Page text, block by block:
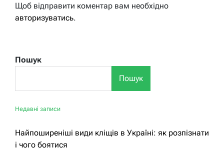
Щоб відправити коментар вам необхідно
авторизуватись.
Пошук
Пошук
Недавні записи
Найпоширеніші види кліщів в Україні: як розпізнати
і чого боятися